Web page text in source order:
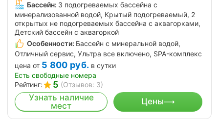
Бассейн: 3 подогреваемых бассейна с
минерализованной водой, Крытый подогреваемый, 2
открытых не подогреваемых бассейна с аквагорками,
Детский бассейн с аквагоркой
Особенности: Бассейн с минеральной водой,
Отличный сервис, Ультра все включено, SPA-комплекс
цена от 5 800 руб. в сутки
Есть свободные номера
Рейтинг:
5 (Отзывов: 3)
Узнать наличие
мест
Цены